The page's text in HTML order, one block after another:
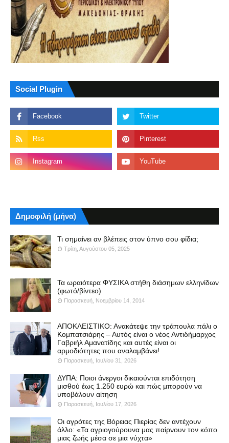
Social Plugin
Δημοφιλή (μήνα)
Τι σημαίνει αν βλέπεις στον ύπνο σου φίδια;
Τρίτη, Αυγούστου 05, 2025
Τα ωραιότερα ΦΥΣΙΚΑ στήθη διάσημων ελληνίδων
(φωτό/βίντεο)
Παρασκευή, Νοεμβρίου 14, 2014
ΑΠΟΚΛΕΙΣΤΙΚΟ: Ανακάτεψε την τράπουλα πάλι ο
Κομπατσιάρης – Αυτός είναι ο νέος Αντιδήμαρχος
Γαβριήλ Αμανατίδης και αυτές είναι οι
αρμοδιότητες που αναλαμβάνει!
Παρασκευή, Ιουλίου 31, 2026
ΔΥΠΑ: Ποιοι άνεργοι δικαιούνται επιδότηση
μισθού έως 1.250 ευρώ και πώς μπορούν να
υποβάλουν αίτηση
Παρασκευή, Ιουλίου 17, 2026
Οι αγρότες της Βόρειας Πιερίας δεν αντέχουν
άλλο: «Τα αγριογούρουνα μας παίρνουν τον κόπο
μιας ζωής μέσα σε μια νύχτα»